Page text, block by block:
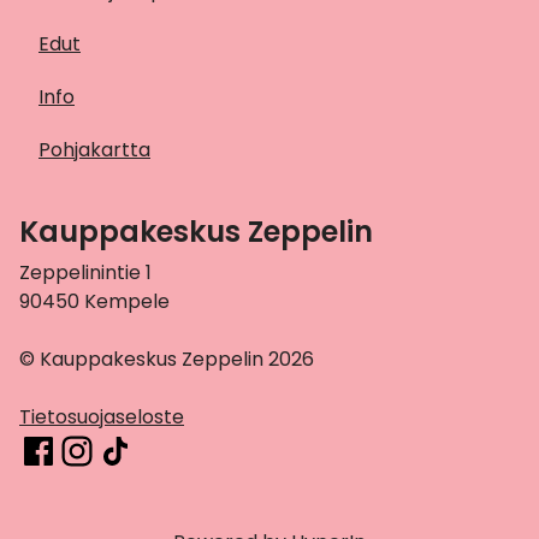
Edut
Info
Pohjakartta
Kauppakeskus Zeppelin
Zeppelinintie 1
90450 Kempele
© Kauppakeskus Zeppelin 2026
Tietosuojaseloste